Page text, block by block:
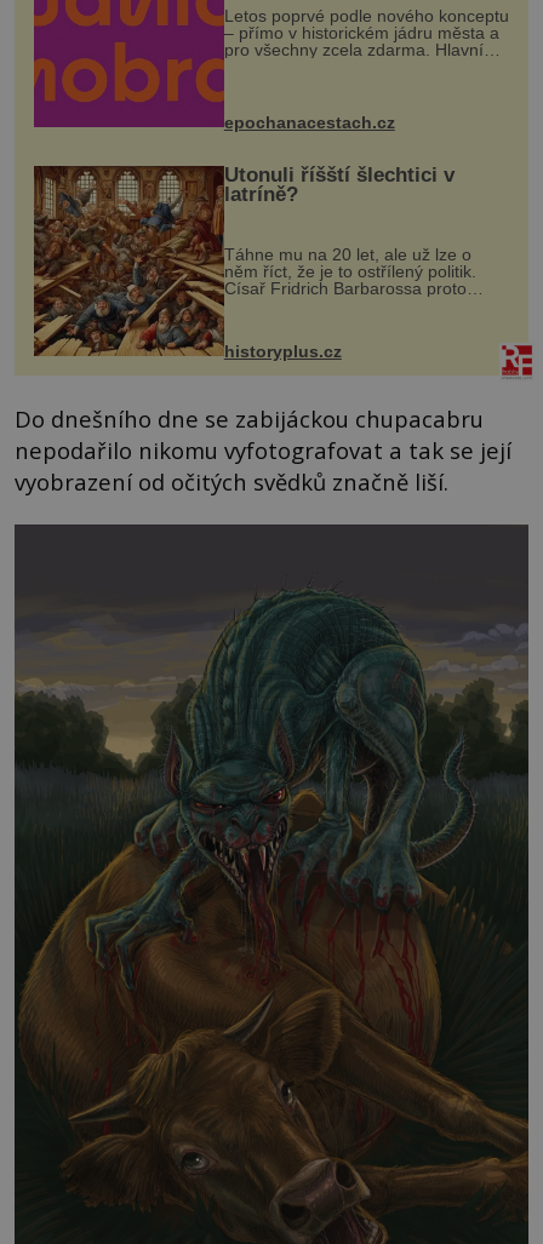
Letos poprvé podle nového konceptu
– přímo v historickém jádru města a
pro všechny zcela zdarma. Hlavní
program se odehraje na Karlově a
mohou těšit na víno, burčák, pes...
epochanacestach.cz
Utonuli říšští šlechtici v
latríně?
Táhne mu na 20 let, ale už lze o
něm říct, že je to ostřílený politik.
Císař Fridrich Barbarossa proto
posílá svého syna a dědice Jindřicha
VI. do Erfurtu, aby se stal
prostředníkem při řešení sporu m...
historyplus.cz
Do dnešního dne se zabijáckou chupacabru
nepodařilo nikomu vyfotografovat a tak se její
vyobrazení od očitých svědků značně liší.